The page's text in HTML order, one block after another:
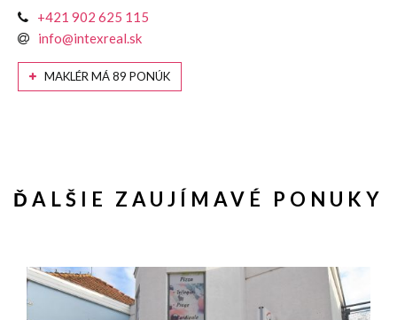
+421 902 625 115
info@intexreal.sk
MAKLÉR MÁ 89 PONÚK
ĎALŠIE ZAUJÍMAVÉ PONUKY